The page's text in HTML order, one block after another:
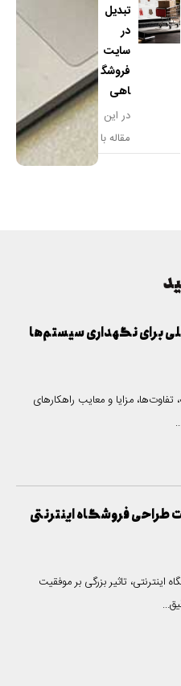
نقش
کلیدی
در
تبدیل
در
سایت
فروشگ
اهی
در این
مقاله با
برای نگهداری سیستم‌ها
تفاوت‌ها، مزایا و معایب راهکارهای
فروشگاه اینترنتی
تاثیر بزرگی بر موفقیت